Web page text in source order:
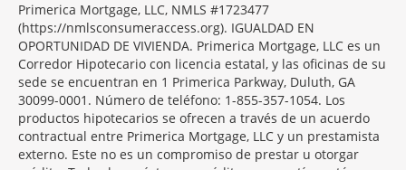
Primerica Mortgage, LLC, NMLS #1723477
(https://nmlsconsumeraccess.org). IGUALDAD EN
OPORTUNIDAD DE VIVIENDA. Primerica Mortgage, LLC es un
Corredor Hipotecario con licencia estatal, y las oficinas de su
sede se encuentran en 1 Primerica Parkway, Duluth, GA
30099-0001. Número de teléfono: 1-855-357-1054. Los
productos hipotecarios se ofrecen a través de un acuerdo
contractual entre Primerica Mortgage, LLC y un prestamista
externo. Este no es un compromiso de prestar u otorgar